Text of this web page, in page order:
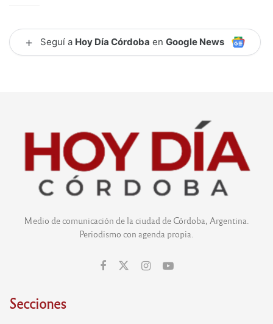
+ Seguí a Hoy Día Córdoba en Google News
Medio de comunicación de la ciudad de Córdoba, Argentina.
Periodismo con agenda propia.
Secciones